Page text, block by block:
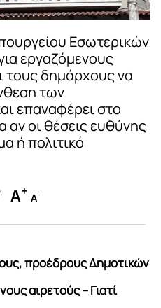
Εσωτερικών
εργαζόμενους
τους δημάρχους να
των
επαναφέρει στο
οι θέσεις ευθύνης
ή πολιτικό
A+ A-
προέδρους Δημοτικών
αιρετούς – Γιατί